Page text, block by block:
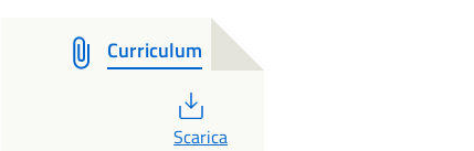
Curriculum
PDF
Scarica